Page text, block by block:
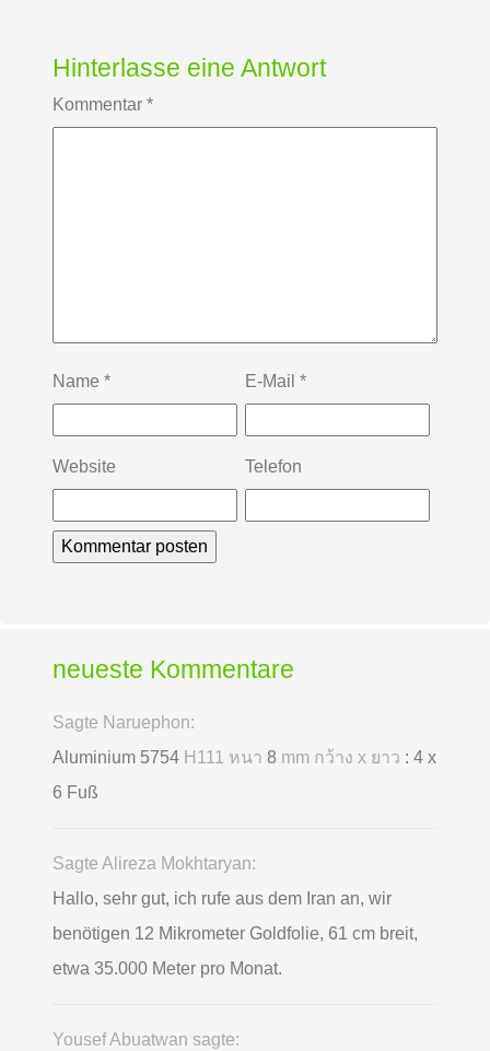
Hinterlasse eine Antwort
Kommentar *
Name * E-Mail *
Website Telefon
neueste Kommentare
Sagte Naruephon:
Aluminium 5754 H111 หนา 8 mm กว้าง x ยาว : 4 x
6 Fuß
Sagte Alireza Mokhtaryan:
Hallo, sehr gut, ich rufe aus dem Iran an, wir
benötigen 12 Mikrometer Goldfolie, 61 cm breit,
etwa 35.000 Meter pro Monat.
Yousef Abuatwan sagte: